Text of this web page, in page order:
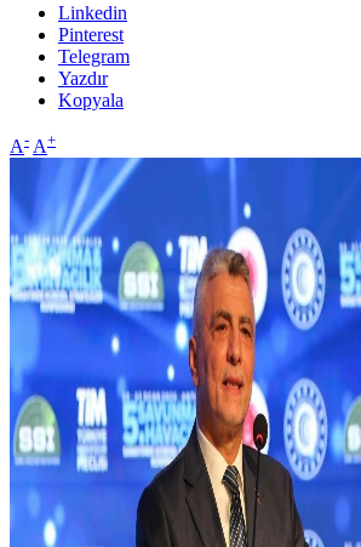
Linkedin
Pinterest
Telegram
Yazdır
Kopyala
A- A+